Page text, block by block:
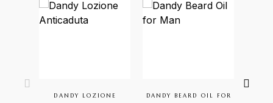
DANDY LOZIONE
DANDY BEARD OIL FOR